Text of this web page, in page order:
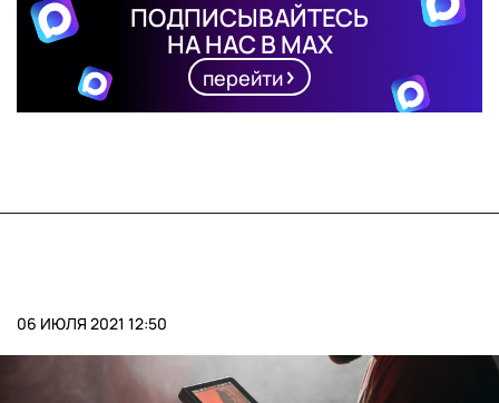
ПОДПИСЫВАЙТЕСЬ
НА НАС В MAX
перейти
06 ИЮЛЯ 2021 12:50